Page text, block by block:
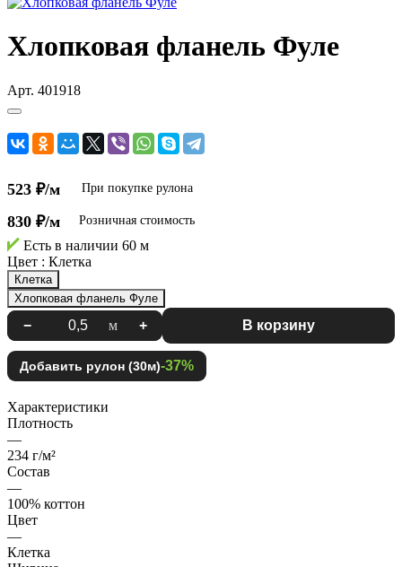
Хлопковая фланель Фуле
Арт. 401918
523 ₽/м При покупке рулона
830 ₽/м Розничная стоимость
Есть в наличии 60 м
Цвет : Клетка
Клетка
Хлопковая фланель Фуле
− м + В корзину
Добавить рулон (30м)-37%
Характеристики
Плотность
—
234 г/м²
Состав
—
100% коттон
Цвет
—
Клетка